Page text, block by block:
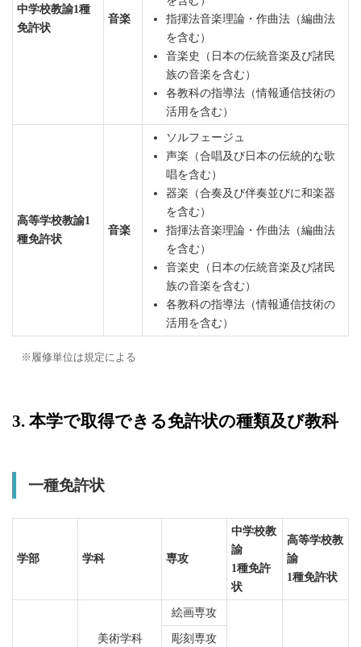
中学校教諭1種
免許状
音楽
指揮法音楽理論・作曲法（編曲法
を含む）
音楽史（日本の伝統音楽及び諸民
族の音楽を含む）
各教科の指導法（情報通信技術の
活用を含む）
高等学校教諭1
種免許状
音楽
ソルフェージュ
声楽（合唱及び日本の伝統的な歌
唱を含む）
器楽（合奏及び伴奏並びに和楽器
を含む）
指揮法音楽理論・作曲法（編曲法
を含む）
音楽史（日本の伝統音楽及び諸民
族の音楽を含む）
各教科の指導法（情報通信技術の
活用を含む）
履修単位は規定による
3. 本学で取得できる免許状の種類及び教科
一種免許状
学部 学科 専攻
中学校教
諭
1種免許
状
高等学校教
諭
1種免許状
美術学科
絵画専攻
彫刻専攻